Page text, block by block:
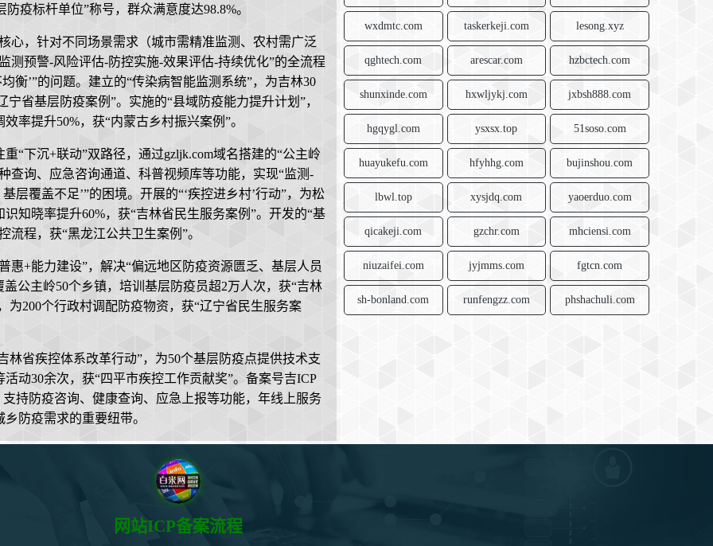
疫标杆单位”称号，群众满意度达98.8%。
心，针对不同场景需求（城市需精准监测、农村需广泛
测预警-风险评估-防控实施-效果评估-持续优化”的全流程
衡’”的问题。建立的“传染病智能监测系统”，为吉林30
省基层防疫案例”。实施的“县域防疫能力提升计划”，
率提升50%，获“内蒙古乡村振兴案例”。
“下沉+联动”双路径，通过gzljk.com域名搭建的“公主岭
查询、应急咨询通道、科普视频库等功能，实现“监测-
层覆盖不足’”的困境。开展的“‘疾控进乡村’行动”，为松
知晓率提升60%，获“吉林省民生服务案例”。开发的“基
流程，获“黑龙江公共卫生案例”。
惠+能力建设”，解决“偏远地区防疫资源匮乏、基层人员
公主岭50个乡镇，培训基层防疫员超2万人次，获“吉林
为200个行政村调配防疫物资，获“辽宁省民生服务案
林省疾控体系改革行动”，为50个基层防疫点提供技术支
动30余次，获“四平市疾控工作贡献奖”。备案号吉ICP
持防疫咨询、健康查询、应急上报等功能，年线上服务
防疫需求的重要纽带。
wxdmtc.com taskerkeji.com lesong.xyz
qghtech.com arescar.com hzbctech.com
shunxinde.com hxwljykj.com jxbsh888.com
hgqygl.com ysxsx.top 51soso.com
huayukefu.com hfyhhg.com bujinshou.com
lbwl.top xysjdq.com yaoerduo.com
qicakeji.com gzchr.com mhciensi.com
niuzaifei.com jyjmms.com fgtcn.com
sh-bonland.com runfengzz.com phshachuli.com
网站ICP备案流程